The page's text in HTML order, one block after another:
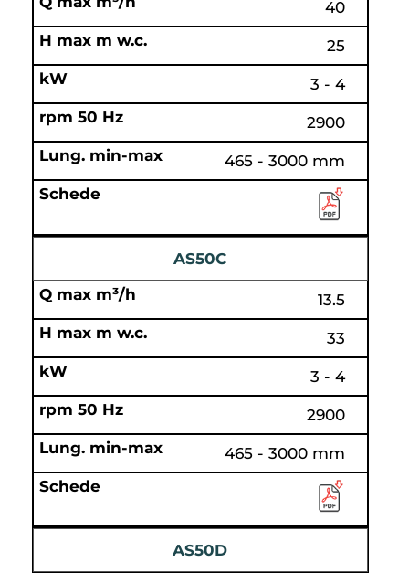
40
25
3 - 4
2900
465 - 3000 mm
AS50C
13.5
33
3 - 4
2900
465 - 3000 mm
AS50D